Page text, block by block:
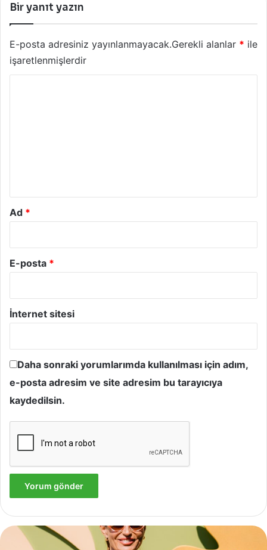
Bir yanıt yazın
E-posta adresiniz yayınlanmayacak.Gerekli alanlar * ile
işaretlenmişlerdir
Ad *
E-posta *
İnternet sitesi
Daha sonraki yorumlarımda kullanılması için adım,
e-posta adresim ve site adresim bu tarayıcıya
kaydedilsin.
Yves
Rocher,